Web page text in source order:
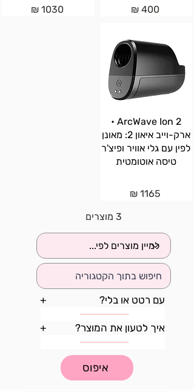
400 ₪
ArcWave Ion 2 •
ארק-וייב איאון 2: מאונן
לפין עם גלי אוויר ופיצ'ר
טיסה אוטומטית
1165 ₪
1030 ₪
3 מוצרים
+ עם רטט או בלי?
+ איך לטעון את המוצר?
איפוס